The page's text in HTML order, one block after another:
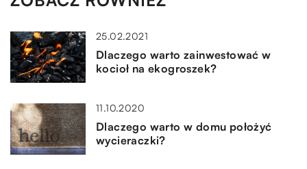
25.02.2021
Dlaczego warto zainwestować w
kocioł na ekogroszek?
11.10.2020
Dlaczego warto w domu położyć
wycieraczki?